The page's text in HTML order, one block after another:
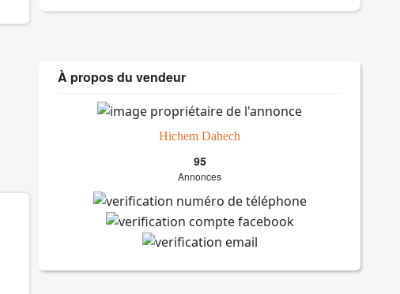
À propos du vendeur
Hichem Dahech
95
Annonces